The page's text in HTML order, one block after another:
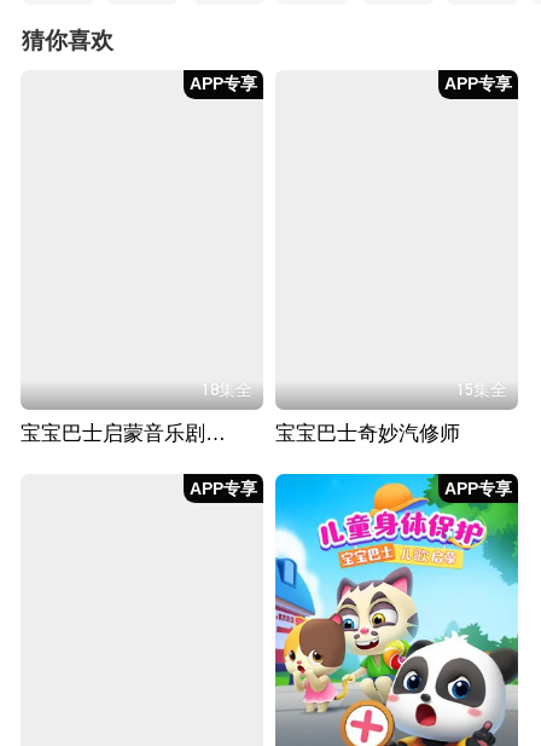
猜你喜欢
APP专享
18集全
宝宝巴士启蒙音乐剧之汽车帮帮队
APP专享
15集全
宝宝巴士奇妙汽修师
APP专享 APP专享